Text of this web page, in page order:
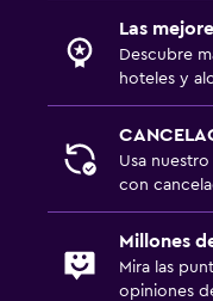
Las
Descubre
hoteles y
Usa
con
Millones
Mira las
opiniones